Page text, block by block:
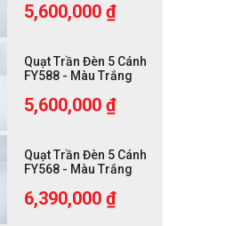
5,600,000 ₫
Quạt Trần Đèn 5 Cánh
FY588 - Màu Trắng
5,600,000 ₫
Quạt Trần Đèn 5 Cánh
FY568 - Màu Trắng
6,390,000 ₫